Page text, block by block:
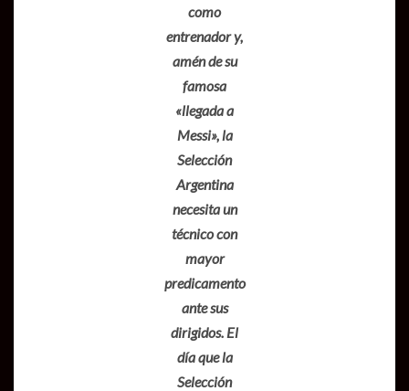
como
entrenador y,
amén de su
famosa
«llegada a
Messi», la
Selección
Argentina
necesita un
técnico con
mayor
predicamento
ante sus
dirigidos. El
día que la
Selección